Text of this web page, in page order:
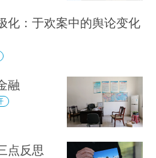
化：于欢案中的舆论变化
融
点反思